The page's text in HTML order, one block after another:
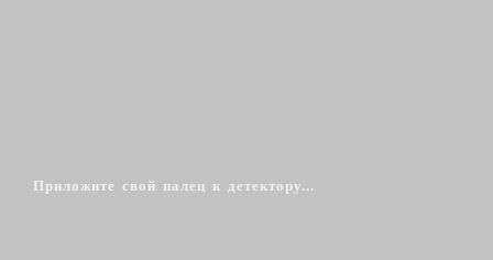
Приложите свой палец к детектору...